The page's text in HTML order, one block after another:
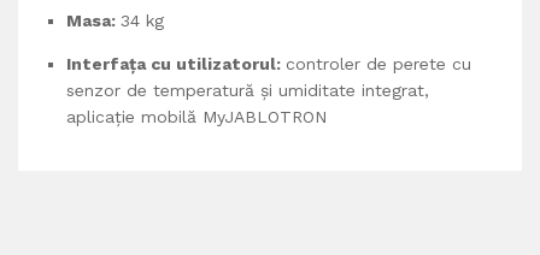
Masa: 34 kg
Interfața cu utilizatorul: controler de perete cu
senzor de temperatură și umiditate integrat,
aplicație mobilă MyJABLOTRON